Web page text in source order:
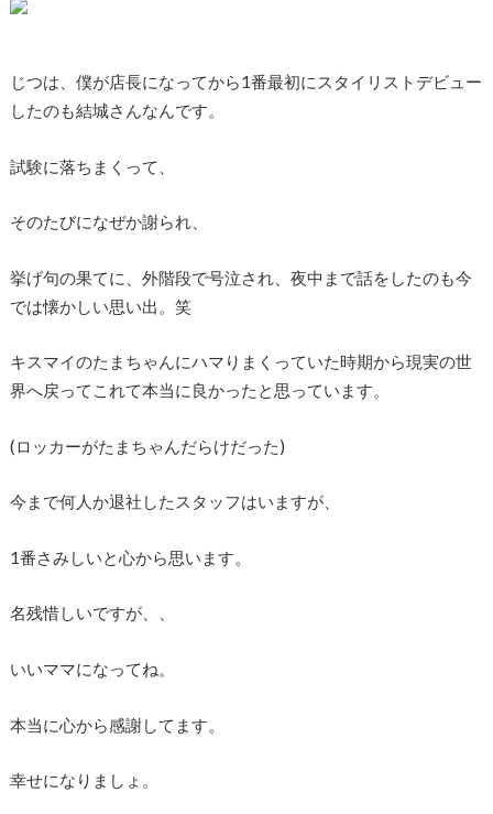
じつは、僕が店長になってから1番最初にスタイリストデビュー
したのも結城さんなんです。
試験に落ちまくって、
そのたびになぜか謝られ、
挙げ句の果てに、外階段で号泣され、夜中まで話をしたのも今
では懐かしい思い出。笑
キスマイのたまちゃんにハマりまくっていた時期から現実の世
界へ戻ってこれて本当に良かったと思っています。
(ロッカーがたまちゃんだらけだった)
今まで何人か退社したスタッフはいますが、
1番さみしいと心から思います。
名残惜しいですが、、
いいママになってね。
本当に心から感謝してます。
幸せになりましょ。